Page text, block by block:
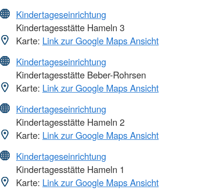
Kindertageseinrichtung
Kindertagesstätte Hameln 3
Karte: Link zur Google Maps Ansicht
Kindertageseinrichtung
Kindertagesstätte Beber-Rohrsen
Karte: Link zur Google Maps Ansicht
Kindertageseinrichtung
Kindertagesstätte Hameln 2
Karte: Link zur Google Maps Ansicht
Kindertageseinrichtung
Kindertagesstätte Hameln 1
Karte: Link zur Google Maps Ansicht